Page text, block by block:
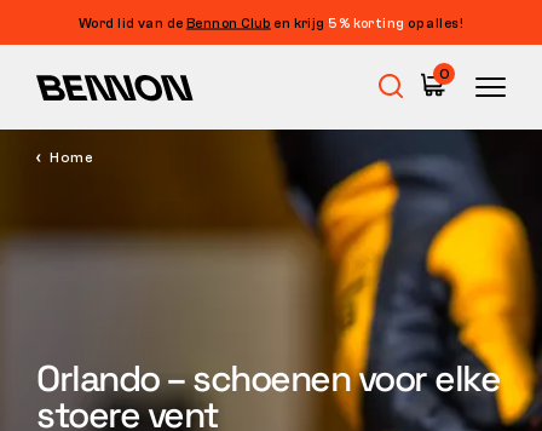
Word lid van de Bennon Club en krijg 5% korting op alles!
0
Werkschoenen
Home
Orlando – schoenen voor elke
stoere vent
Filters
PRIJS
KLEUR
NORM
FILTEREN
FILTERS WISSEN